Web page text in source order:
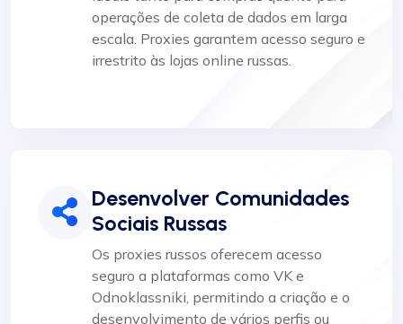
operações de coleta de dados em larga
escala. Proxies garantem acesso seguro e
irrestrito às lojas online russas.
Desenvolver Comunidades
Sociais Russas
Os proxies russos oferecem acesso
seguro a plataformas como VK e
Odnoklassniki, permitindo a criação e o
desenvolvimento de vários perfis ou